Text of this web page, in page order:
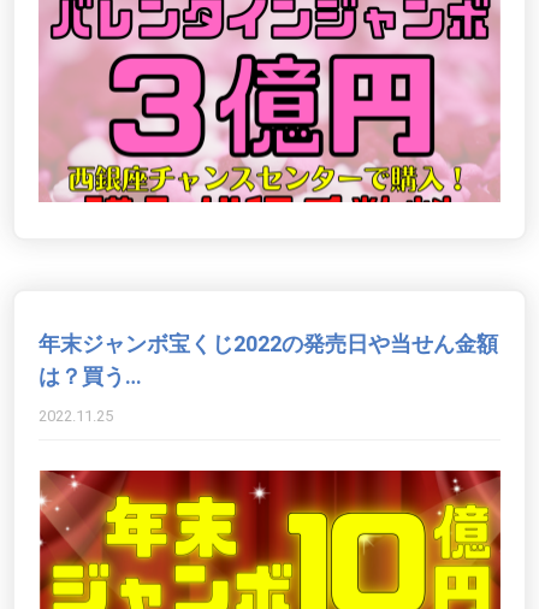
年末ジャンボ宝くじ2022の発売日や当せん金額
は？買う…
2022.11.25